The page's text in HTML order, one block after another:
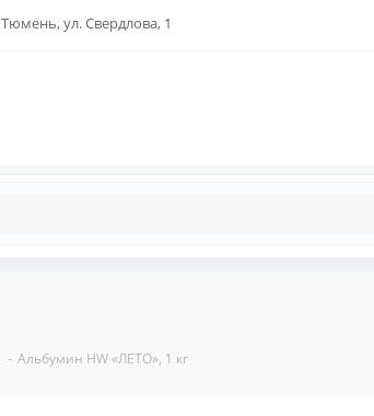
Тюмень, ул. Свердлова, 1
- Альбумин HW «ЛЕТО», 1 кг